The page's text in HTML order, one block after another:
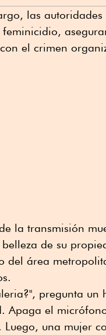
las
el crimen
la transmisión
de su
del área
pregunta
Apaga el
Luego, una mujer